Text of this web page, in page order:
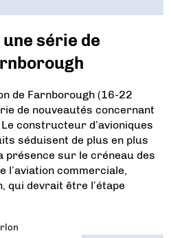
série de
de Farnborough (16-22
de nouveautés concernant
constructeur d’avioniques
séduisent de plus en plus
présence sur le créneau des
l’aviation commerciale,
qui devrait être l’étape